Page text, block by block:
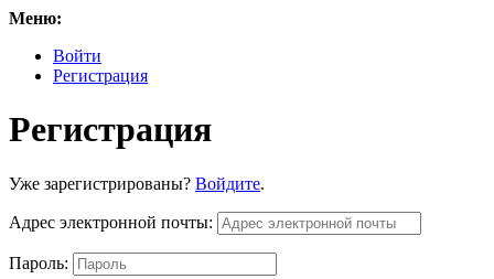
Меню:
Войти
Регистрация
Регистрация
Уже зарегистрированы? Войдите.
Адрес электронной почты:
Пароль: